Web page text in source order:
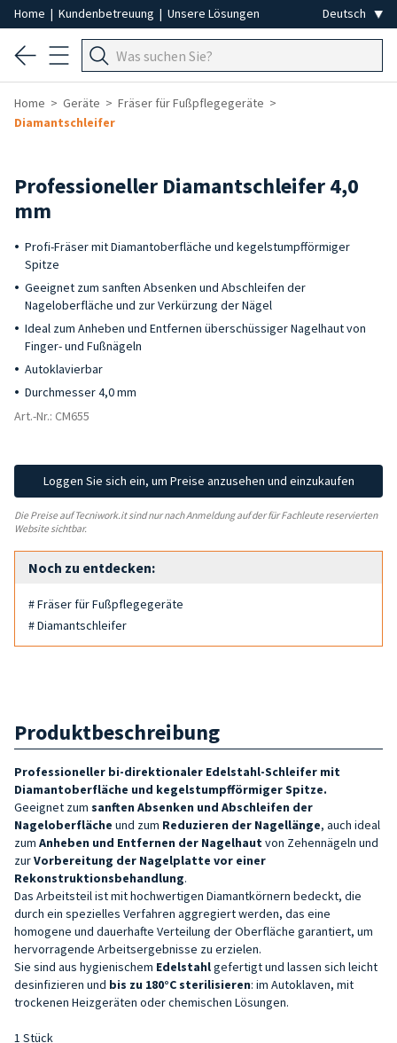
Home | Kundenbetreuung | Unsere Lösungen
Home Geräte
Fräser für Fußpflegegeräte
Diamantschleifer
Professioneller Diamantschleifer 4,0
mm
Profi-Fräser mit Diamantoberfläche und kegelstumpfförmiger
Spitze
Geeignet zum sanften Absenken und Abschleifen der
Nageloberfläche und zur Verkürzung der Nägel
Ideal zum Anheben und Entfernen überschüssiger Nagelhaut von
Finger- und Fußnägeln
Autoklavierbar
Durchmesser 4,0 mm
Art.-Nr.: CM655
Loggen Sie sich ein, um Preise anzusehen und einzukaufen
Die Preise auf Tecniwork.it sind nur nach Anmeldung auf der für Fachleute reservierten
Website sichtbar.
Noch zu entdecken:
# Fräser für Fußpflegegeräte
# Diamantschleifer
Produktbeschreibung
Professioneller bi-direktionaler Edelstahl-Schleifer mit
Diamantoberfläche und kegelstumpfförmiger Spitze.
Geeignet zum sanften Absenken und Abschleifen der
Nageloberfläche und zum Reduzieren der Nagellänge, auch ideal
zum Anheben und Entfernen der Nagelhaut von Zehennägeln und
zurVorbereitung der Nagelplatte vor einer
Rekonstruktionsbehandlung.
Das Arbeitsteil ist mit hochwertigen Diamantkörnern bedeckt, die
durch ein spezielles Verfahren aggregiert werden, das eine
homogene und dauerhafte Verteilung der Oberfläche garantiert, um
hervorragende Arbeitsergebnisse zu erzielen.
Sie sind aus hygienischem Edelstahlgefertigt und lassen sich leicht
desinfizieren und bis zu 180°C sterilisieren: im Autoklaven, mit
trockenen Heizgeräten oder chemischen Lösungen.
1 Stück